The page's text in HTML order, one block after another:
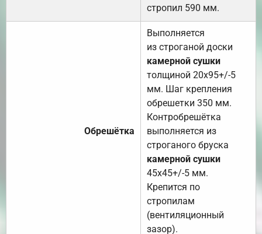
стропил 590 мм.
Обрешётка
Выполняется
из строганой доски
камерной сушки
толщиной 20х95+/-5
мм. Шаг крепления
обрешетки 350 мм.
Контробрешётка
выполняется из
строганого бруска
камерной сушки
45х45+/-5 мм.
Крепится по
стропилам
(вентиляционный
зазор).